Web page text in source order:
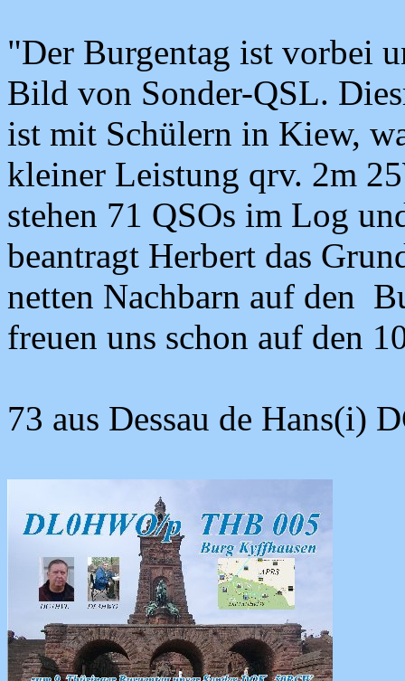
"Der Burgentag ist vorbei
Bild von Sonder-QSL.
ist mit Schülern in Kiew,
kleiner Leistung qrv. 2m
stehen 71 QSOs im Log
beantragt Herbert das
netten Nachbarn auf den
freuen uns schon auf den
73 aus Dessau de Hans(i)